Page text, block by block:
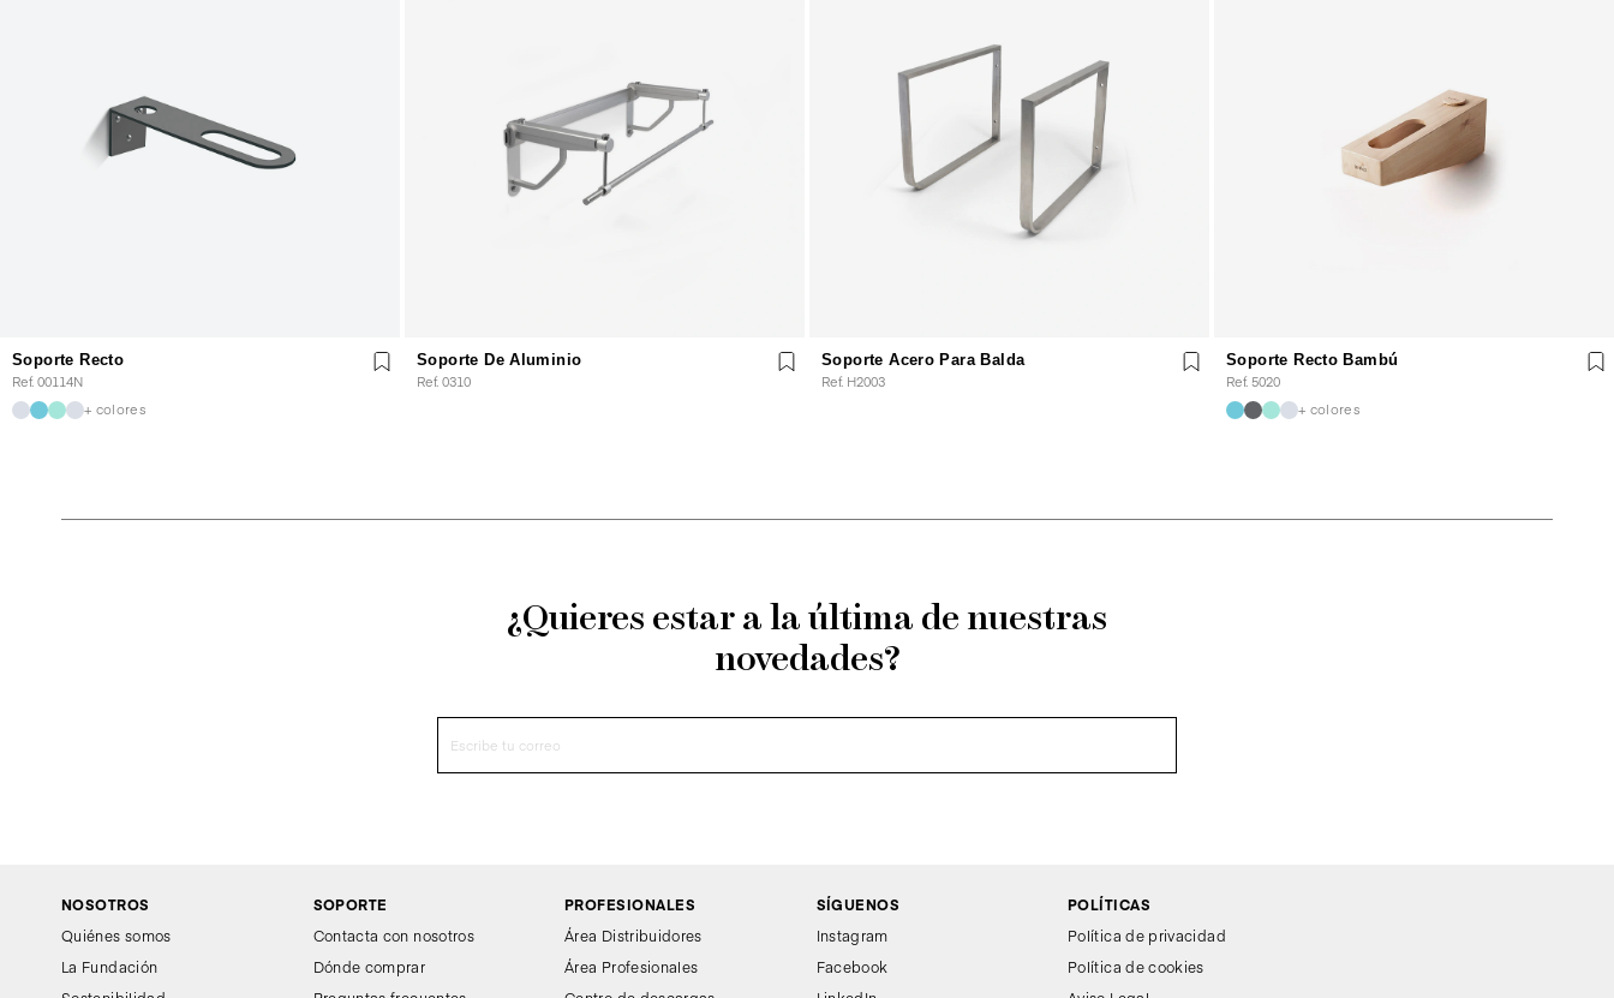
Soporte Recto
Ref. 00114N
+ colores
Soporte De Aluminio
Ref. 0310
Soporte Acero Para Balda
Ref. H2003
Soporte Recto Bambú
Ref. 5020
+ colores
¿Quieres estar a la última de nuestras
novedades?
NOSOTROS
Quiénes somos
La Fundación
SOPORTE
Contacta con nosotros
Dónde comprar
PROFESIONALES
Área Distribuidores
Área Profesionales
SÍGUENOS
Instagram
Facebook
POLÍTICAS
Política de privacidad
Política de cookies